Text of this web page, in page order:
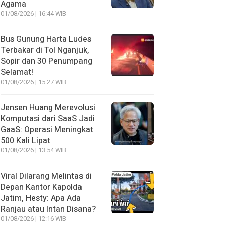
Agama
01/08/2026 | 16:44 WIB
Bus Gunung Harta Ludes
Terbakar di Tol Nganjuk,
Sopir dan 30 Penumpang
Selamat!
01/08/2026 | 15:27 WIB
Jensen Huang Merevolusi
Komputasi dari SaaS Jadi
GaaS: Operasi Meningkat
500 Kali Lipat
01/08/2026 | 13:54 WIB
Viral Dilarang Melintas di
Depan Kantor Kapolda
Jatim, Hesty: Apa Ada
Ranjau atau Intan Disana?
01/08/2026 | 12:16 WIB